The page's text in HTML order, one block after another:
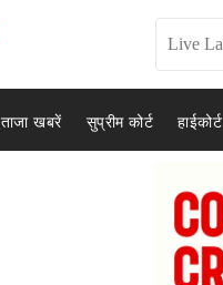
ताजा खबरें सुप्रीम कोर्ट हाईकोर्ट